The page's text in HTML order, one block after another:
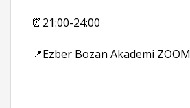
⏰21:00-24:00
📍Ezber Bozan Akademi ZOOM